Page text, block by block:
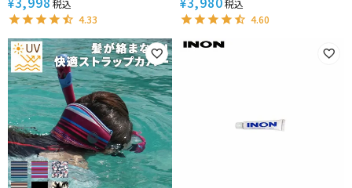
サーフポンチョ サウナポンチョ
バスローブ 速乾 薄手でコンパク
ト
税込
4.33
サーフポンチョ サウナポンチョ
バスローブ 速乾
税込
4.60